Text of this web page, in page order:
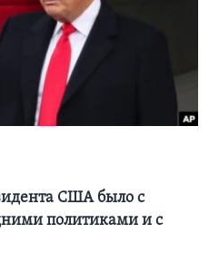
США было с
политиками и с